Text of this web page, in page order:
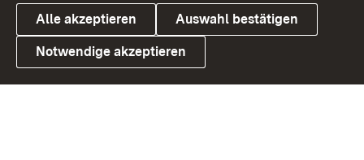
Link zum Landesportal
Alle akzeptieren Auswahl bestätigen
Notwendige akzeptieren